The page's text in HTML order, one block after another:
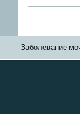
Заболевание